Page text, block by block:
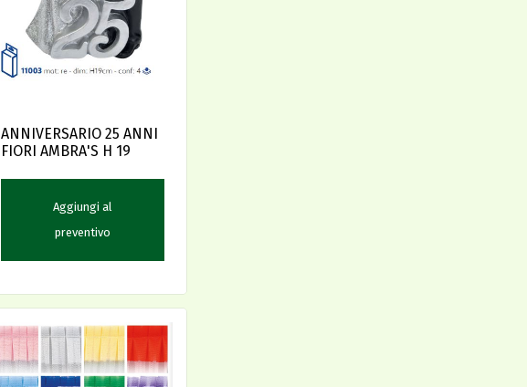
ANNIVERSARIO 25 ANNI
FIORI AMBRA'S H 19
Aggiungi al
preventivo